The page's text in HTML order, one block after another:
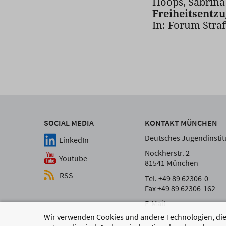
Wir verwenden Cookies und andere Technologien,
In: Forum
SOCIAL MEDIA
LinkedIn
Youtube
RSS
KONTAKT MÜNCHEN
Deutsches
Nockherstr. 2
81541 München
Tel. +49 89 62306-0
Fax +49 89 62306-162
E-Mail